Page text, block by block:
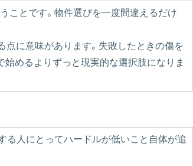
ことです。物件選びを一度間違えるだけ
点に意味があります。失敗したときの傷を
めるよりずっと現実的な選択肢になりま
る人にとってハードルが低いこと自体が追